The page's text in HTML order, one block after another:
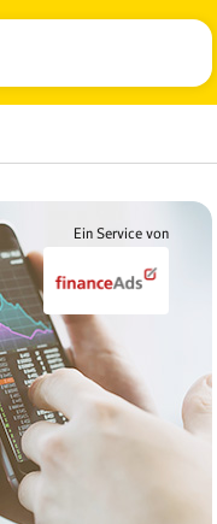
Ein Service von